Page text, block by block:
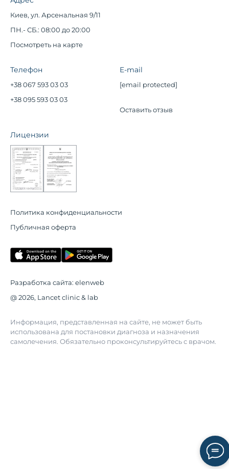
Киев, ул. Арсенальная 9/11
ПН.- СБ.: 08:00 до 20:00
Посмотреть на карте
Телефон
+38 067 593 03 03
+38 095 593 03 03
E-mail
[email protected]
Оставить отзыв
Лицензии
Политика конфиденциальности
Публичная оферта
Разработка сайта: elenweb
@ 2026, Lancet clinic & lab
Информация, представленная на сайте, не может быть
использована для постановки диагноза и назначения
самолечения. Обязательно проконсультируйтесь с врачом.